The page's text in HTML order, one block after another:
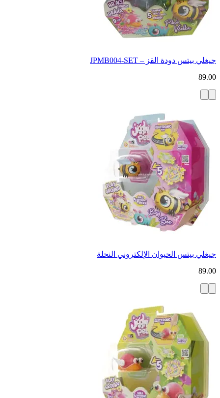
جيغلي بيتس دودة القز – JPMB004‑SET
89.00
جيغلي بيتس الحيوان الإلكتروني النحلة
89.00